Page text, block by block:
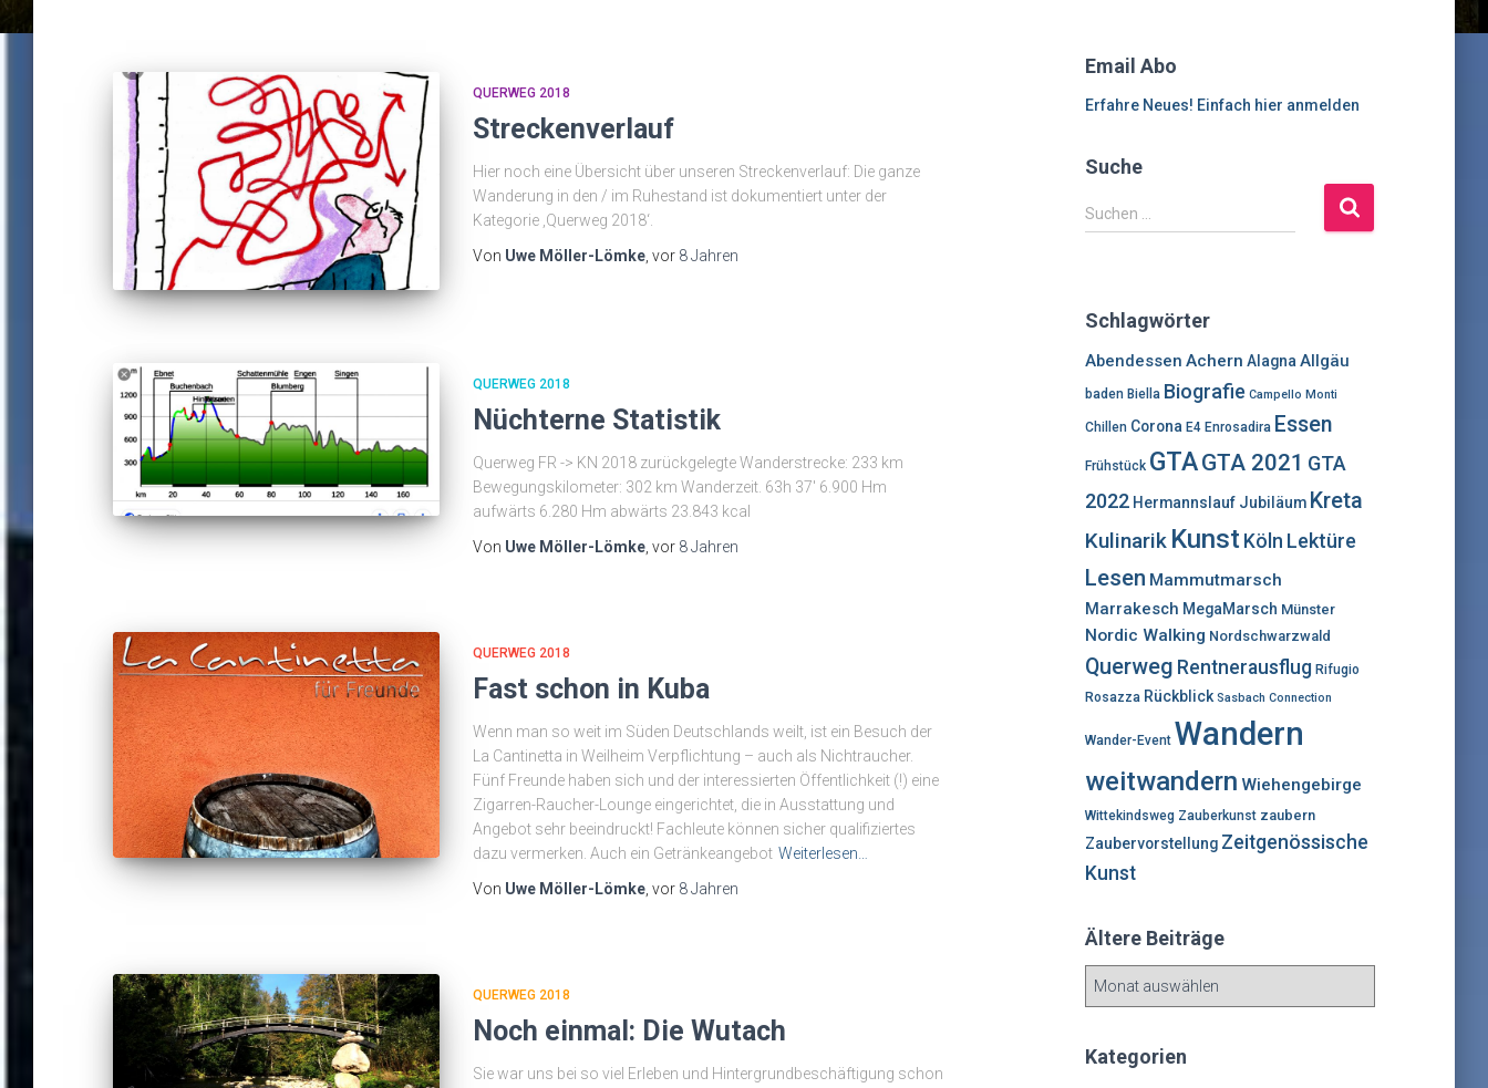
QUERWEG 2018
Streckenverlauf
Hier noch eine Übersicht über unseren Streckenverlauf: Die ganze
Wanderung in den / im Ruhestand ist dokumentiert unter der
Kategorie ‚Querweg 2018‘.
Von Uwe Möller-Lömke , vor 8 Jahren
QUERWEG 2018
Nüchterne Statistik
Querweg FR -> KN 2018 zurückgelegte Wanderstrecke: 233 km
Bewegungskilometer: 302 km Wanderzeit. 63h 37′ 6.900 Hm
aufwärts 6.280 Hm abwärts 23.843 kcal
Von Uwe Möller-Lömke , vor 8 Jahren
QUERWEG 2018
Fast schon in Kuba
Wenn man so weit im Süden Deutschlands weilt, ist ein Besuch der
La Cantinetta in Weilheim Verpflichtung – auch als Nichtraucher.
Fünf Freunde haben sich und der interessierten Öffentlichkeit (!) eine
Zigarren-Raucher-Lounge eingerichtet, die in Ausstattung und
Angebot sehr beeindruckt! Fachleute können sicher qualifiziertes
dazu vermerken. Auch ein Getränkeangebot Weiterlesen…
Von Uwe Möller-Lömke , vor 8 Jahren
QUERWEG 2018
Noch einmal: Die Wutach
Sie war uns bei so viel Erleben und Hintergrundbeschäftigung schon
Email Abo
Erfahre Neues! Einfach hier anmelden
Suche
S
u
n
n
c
h
Suchen …
Schlagwörter
Abendessen Achern Alagna Allgäu
baden Biella Biografie Campello Monti
Chillen Corona E4 Enrosadira Essen
Frühstück GTAGTA 2021 GTA
2022 Hermannslauf Jubiläum Kreta
Kulinarik Kunst Köln Lektüre
Lesen Mammutmarsch
Marrakesch MegaMarsch Münster
Nordic Walking Nordschwarzwald
Querweg Rentnerausflug Rifugio
Rosazza Rückblick Sasbach Connection
Wander-Event Wandern
weitwandern Wiehengebirge
Wittekindsweg Zauberkunst zaubern
Zaubervorstellung Zeitgenössische
Kunst
Ältere Beiträge
e
Kategorien